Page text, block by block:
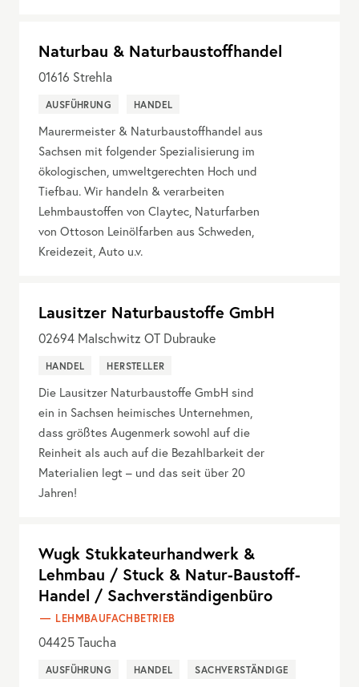
Naturbau & Naturbaustoffhandel
01616 Strehla
AUSFÜHRUNG HANDEL
Maurermeister & Naturbaustoffhandel aus
Sachsen mit folgender Spezialisierung im
ökologischen, umweltgerechten Hoch und
Tiefbau. Wir handeln & verarbeiten
Lehmbaustoffen von Claytec, Naturfarben
von Ottoson Leinölfarben aus Schweden,
Kreidezeit, Auto u.v.
Lausitzer Naturbaustoffe GmbH
02694 Malschwitz OT Dubrauke
HANDEL HERSTELLER
Die Lausitzer Naturbaustoffe GmbH sind
ein in Sachsen heimisches Unternehmen,
dass größtes Augenmerk sowohl auf die
Reinheit als auch auf die Bezahlbarkeit der
Materialien legt – und das seit über 20
Jahren!
Wugk Stukkateurhandwerk &
Lehmbau / Stuck & Natur-Baustoff-
Handel / Sachverständigenbüro
LEHMBAUFACHBETRIEB
04425Taucha
AUSFÜHRUNG HANDEL SACHVERSTÄNDIGE